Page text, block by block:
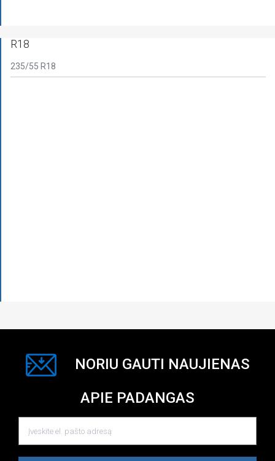
R18
235/55 R18
NORIU GAUTI NAUJIENAS
APIE PADANGAS